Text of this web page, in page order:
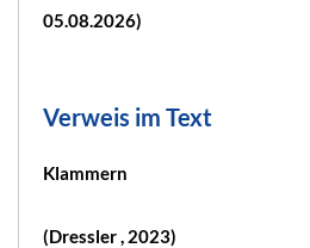
05.08.2026)
Verweis im Text
Klammern
(Dressler , 2023)